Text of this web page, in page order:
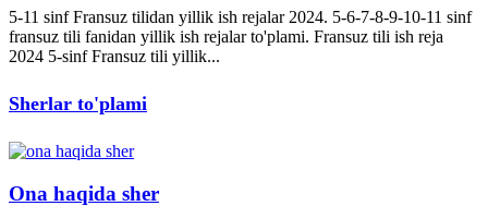
5-11 sinf Fransuz tilidan yillik ish rejalar 2024. 5-6-7-8-9-10-11 sinf
fransuz tili fanidan yillik ish rejalar to'plami. Fransuz tili ish reja
2024 5-sinf Fransuz tili yillik...
Sherlar to'plami
Ona haqida sher